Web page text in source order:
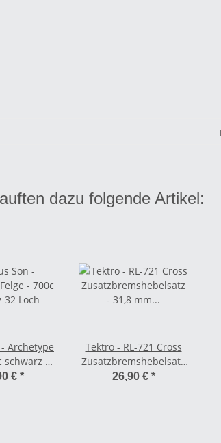
dazu folgende Artikel:
Archetype
schwarz 32
€ *
Tektro - RL-721 Cross
Zusatzbremshebelsatz
- 31,8 mm
26,90 € *